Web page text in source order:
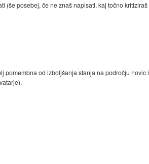
(še posebej, če ne znaš napisati, kaj točno
pomembna od izboljšanja stanja na področju